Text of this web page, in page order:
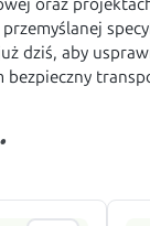
oraz
dziś, aby
bezpieczny